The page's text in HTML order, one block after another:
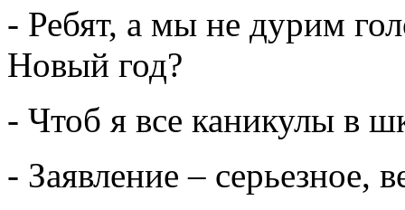
- Ребят, а мы не дурим
Новый год?
- Чтоб я все каникулы в
- Заявление – серьезное,